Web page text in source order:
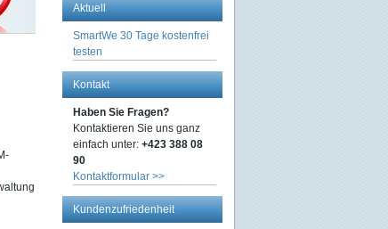
Aktuell
SmartWe 30 Tage kostenfrei
testen
Kontakt
Haben Sie Fragen?
Kontaktieren Sie uns ganz
einfach unter: +423 388 08
90
Kontaktformular >>
Kundenzufriedenheit